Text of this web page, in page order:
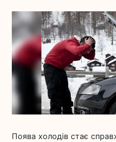
Поява холодів стає